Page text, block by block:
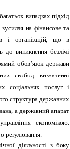
випадках підхід
на фінансове та
і організацій, що в
до виникнення безлічі
обов’язок держави
свобод, визначенні
соціальних послуг і
структура державних
а державний апарат
економікою.
регулювання.
діяльності з боку